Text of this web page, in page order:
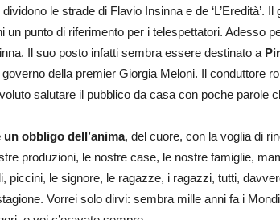
le strade di Flavio Insinna e de ‘L’Eredità’.
un punto di riferimento per i telespettatori. Adesso
Il suo posto infatti sembra essere destinato a
della premier Giorgia Meloni. Il conduttore
salutare il pubblico da casa con poche parole
un obbligo dell’anima, del cuore, con la voglia di
produzioni, le nostre case, le nostre famiglie,
piccini, le signore, le ragazze, i ragazzi, tutti,
Vorrei solo dirvi: sembra mille anni fa i